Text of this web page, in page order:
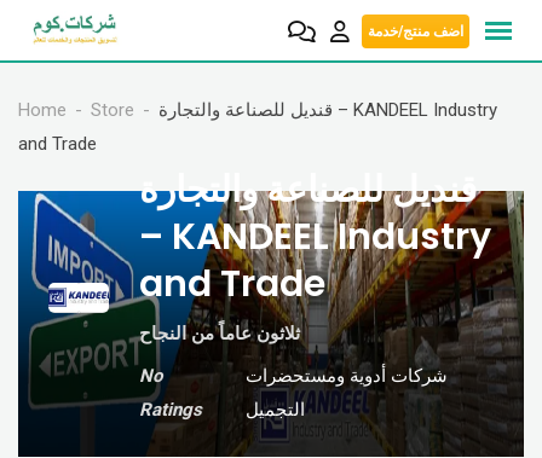
اضف منتج/خدمة
Home Store
قنديل للصناعة والتجارة – KANDEEL Industry
and Trade
قنديل للصناعة والتجارة
– KANDEEL Industry
and Trade
ثلاثون عاماً من النجاح
No
Ratings
شركات أدوية ومستحضرات
التجميل